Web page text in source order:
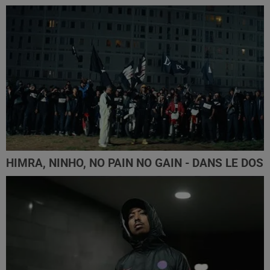
HIMRA, NINHO, NO PAIN NO GAIN - DANS LE DOS